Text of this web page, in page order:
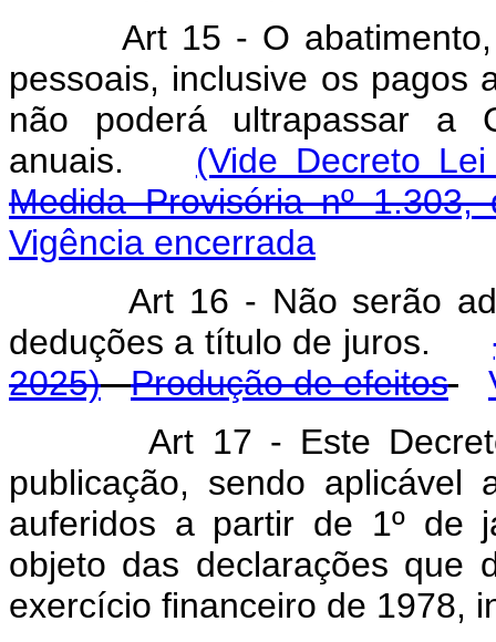
Art 15 - O
pessoais, inclusive os pagos
não poderá ultrapassar a
anuais. (Vide Decreto
Medida Provisória nº 1.303,
Vigência encerrada
Art 16 - Não serão
deduções a título de juros.
2025)
Produção de efeitos
Art 17 - Este
publicação, sendo aplicável
auferidos a partir de 1º de
objeto das declarações que
exercício financeiro de 1978,